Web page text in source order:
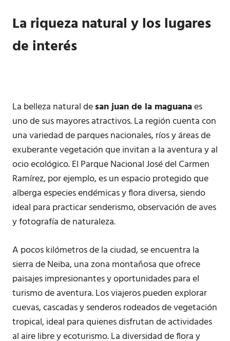
La riqueza natural y los lugares
de interés
La belleza natural desan juan de la maguanaes
uno de sus mayores atractivos. La región cuenta con
una variedad de parques nacionales, ríos y áreas de
exuberante vegetación que invitan a la aventura y al
ocio ecológico. El Parque Nacional José del Carmen
Ramírez, por ejemplo, es un espacio protegido que
alberga especies endémicas y flora diversa, siendo
ideal para practicar senderismo, observación de aves
y fotografía de naturaleza.
A pocos kilómetros de la ciudad, se encuentra la
sierra de Neiba, una zona montañosa que ofrece
paisajes impresionantes y oportunidades para el
turismo de aventura. Los viajeros pueden explorar
cuevas, cascadas y senderos rodeados de vegetación
tropical, ideal para quienes disfrutan de actividades
al aire libre y ecoturismo. La diversidad de flora y